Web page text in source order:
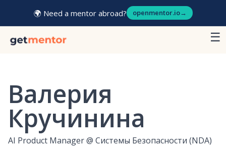
🌍 Need a mentor abroad? openmentor.io→
☰
Валерия
Кручинина
AI Product Manager@ Системы Безопасности (NDA)